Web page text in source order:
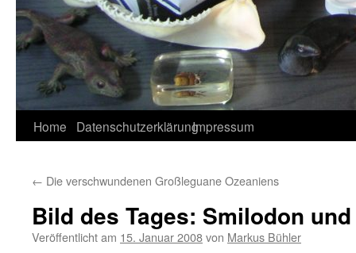
Home DatenschutzerklärungImpressum
← Die verschwundenen Großleguane Ozeaniens
Bild des Tages: Smilodon
Veröffentlicht am 15. Januar 2008von Markus Bühler